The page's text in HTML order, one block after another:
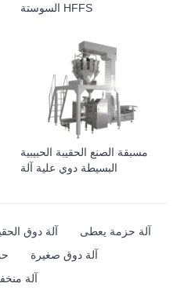
السوستة HFFS
مسبقة الصنع الحقيبة الحبيبية
البسيطة دوي علية آلة
آلة دوق
آلة حزمة يعطى
آلة دوق صغيرة
آلة